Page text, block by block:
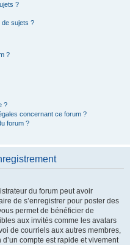
?
de sujets ?
?
?
concernant ce forum ?
forum ?
du forum peut avoir
de s’enregistrer pour poster des
permet de bénéficier de
aux invités comme les avatars
de courriels aux autres membres,
compte est rapide et vivement